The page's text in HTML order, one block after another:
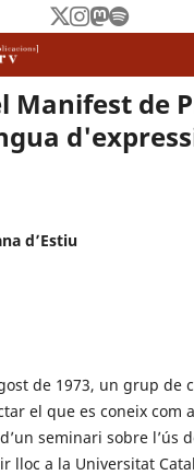
Manifest de
d’Estiu
de 1973, un grup de
el que es coneix com
seminari sobre l’ús
lloc a la Universitat